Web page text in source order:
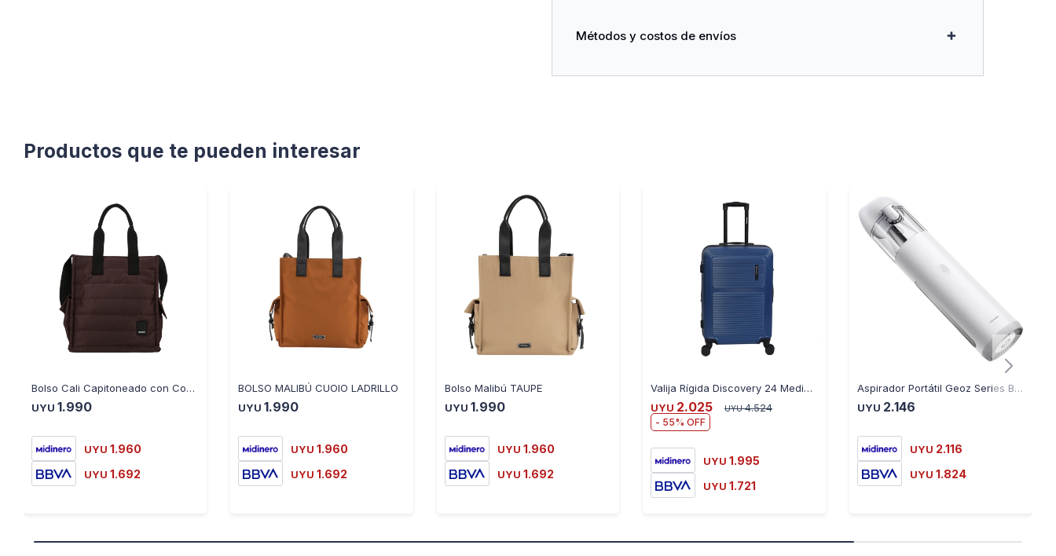
Métodos y costos de envíos
Productos que te pueden interesar
Bolso Cali Capitoneado con Correa
UYU 1.990
UYU 1.960
UYU 1.692
BOLSO MALIBÚ CUOIO LADRILLO
UYU 1.990
UYU 1.960
UYU 1.692
Bolso Malibú TAUPE
UYU 1.990
UYU 1.960
UYU 1.692
Valija Rígida Discovery 24 Mediana - AZUL
UYU 2.025 UYU 4.524
55
UYU 1.995
UYU 1.721
Aspirador Portátil Geoz Series Blanco - BLANCO
UYU 2.146
UYU 2.116
UYU 1.824